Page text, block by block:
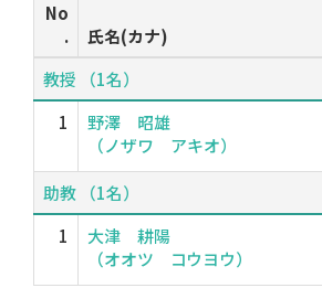
No
.
氏名(カナ)
教授 （1名）
1
野澤 昭雄
（ノザワ アキオ）
助教 （1名）
1
大津 耕陽
（オオツ コウヨウ）